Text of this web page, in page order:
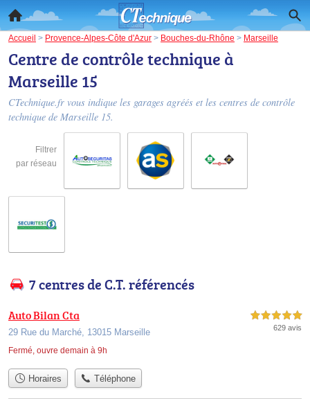
Accueil > Provence-Alpes-Côte d'Azur > Bouches-du-Rhône > Marseille
Centre de contrôle technique à
Marseille 15
CTechnique.fr vous indique les garages agréés et les centres de contrôle
technique de Marseille 15.
Filtrer
par réseau
7 centres de C.T. référencés
Auto Bilan Cta
29 Rue du Marché, 13015 Marseille
Fermé, ouvre demain à 9h
5,0 étoiles sur 5
629 avis
Horaires Téléphone